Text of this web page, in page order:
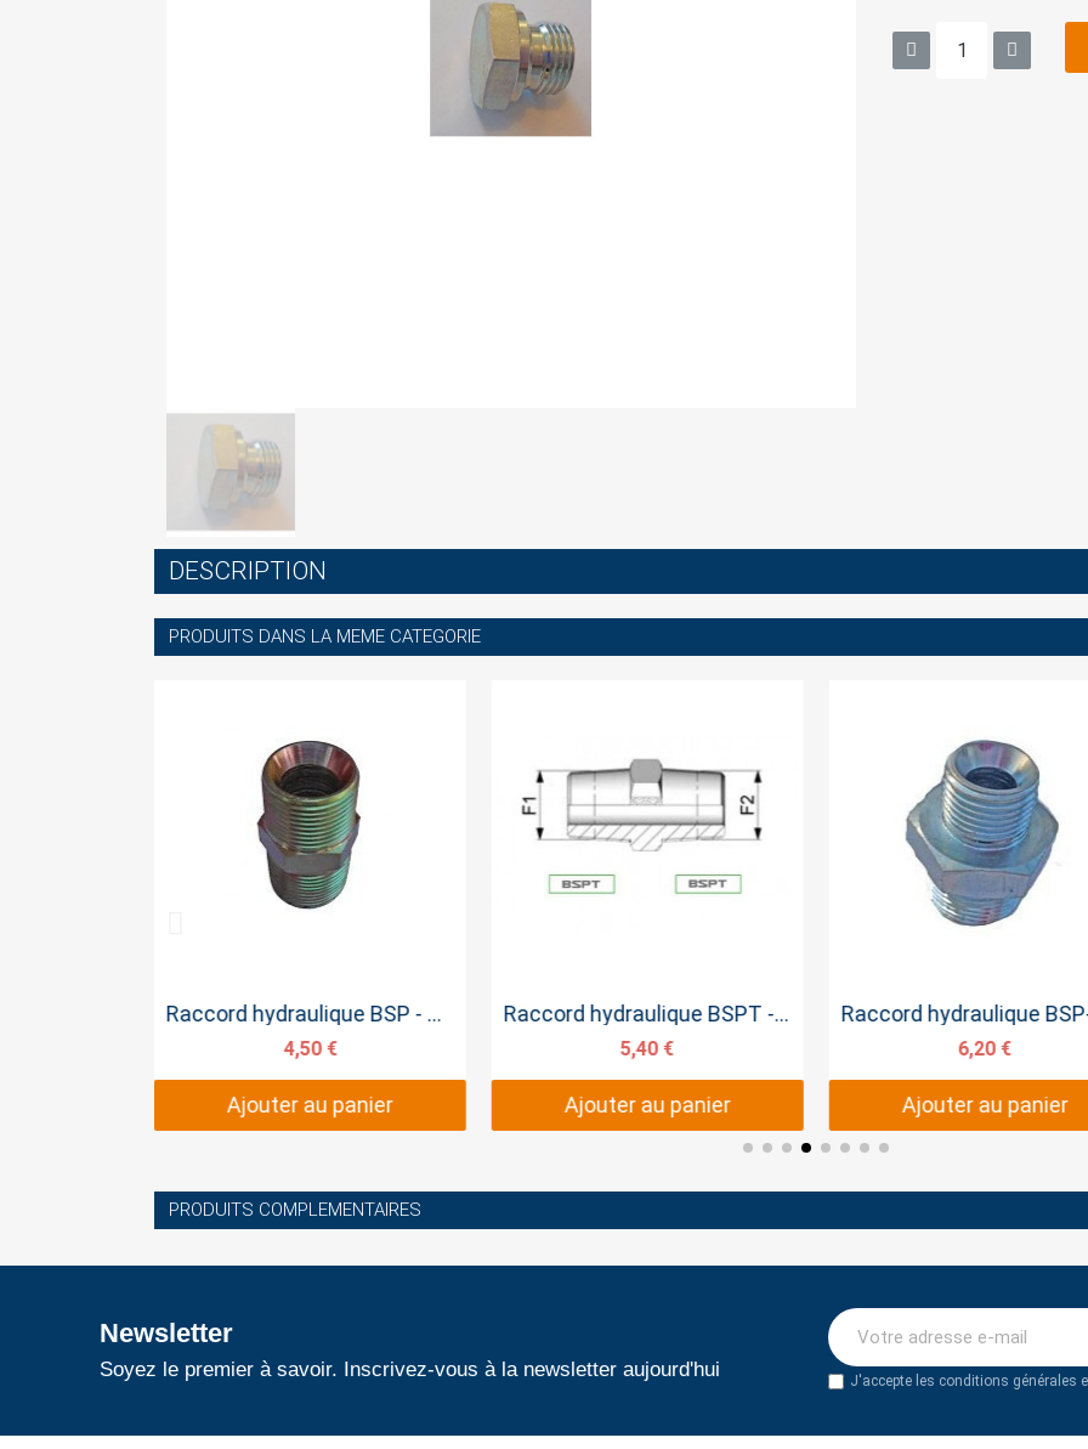
DESCRIPTION
PRODUITS DANS LA MEME CATEGORIE
Aperçu rapide Raccord hydraulique BSP - BSPT 3/8BSP 3/8BSPT
4,50 €
Ajouter au panier
Aperçu rapide Raccord hydraulique BSPT - BSPT 3/4 BSPT 3/4 BSPT
5,40 €
Ajouter au panier
Aperçu rapide
6,20 €
Ajouter au panier
PRODUITS COMPLEMENTAIRES
Newsletter
Soyez le premier à savoir. Inscrivez-vous à la newsletter aujourd'hui
J'accepte les conditions générales